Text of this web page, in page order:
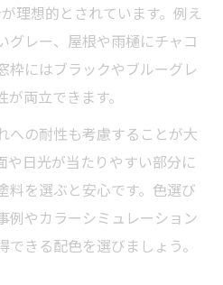
理想的とされています。例え
グレー、屋根や雨樋にチャコ
枠にはブラックやブルーグレ
両立できます。
への耐性も考慮することが大
や日光が当たりやすい部分に
料を選ぶと安心です。色選び
例やカラーシミュレーション
きる配色を選びましょう。